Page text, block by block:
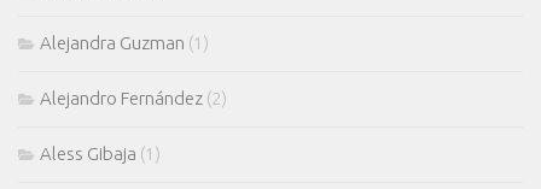
Alejandra Guzman (1)
Alejandro Fernández (2)
Aless Gibaja (1)